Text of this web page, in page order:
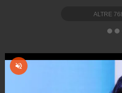
ALTRE